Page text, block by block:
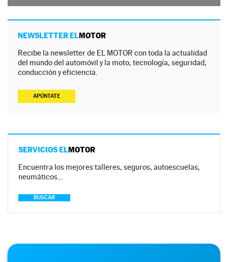
NEWSLETTER ELMOTOR
Recibe la newsletter de EL MOTOR con toda la actualidad
del mundo del automóvil y la moto, tecnología, seguridad,
conducción y eficiencia.
APÚNTATE
SERVICIOS ELMOTOR
Encuentra los mejores talleres, seguros, autoescuelas,
neumáticos…
BUSCAR